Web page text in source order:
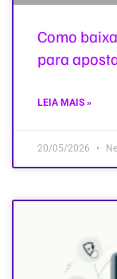
Como
para
LEIA MAIS »
20/05/2026